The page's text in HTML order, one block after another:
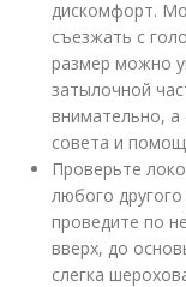
дискомфорт.
съезжать с
размер можно
затылочной
внимательно, а
совета и
Проверьте
любого
проведите по
вверх, до
слегка